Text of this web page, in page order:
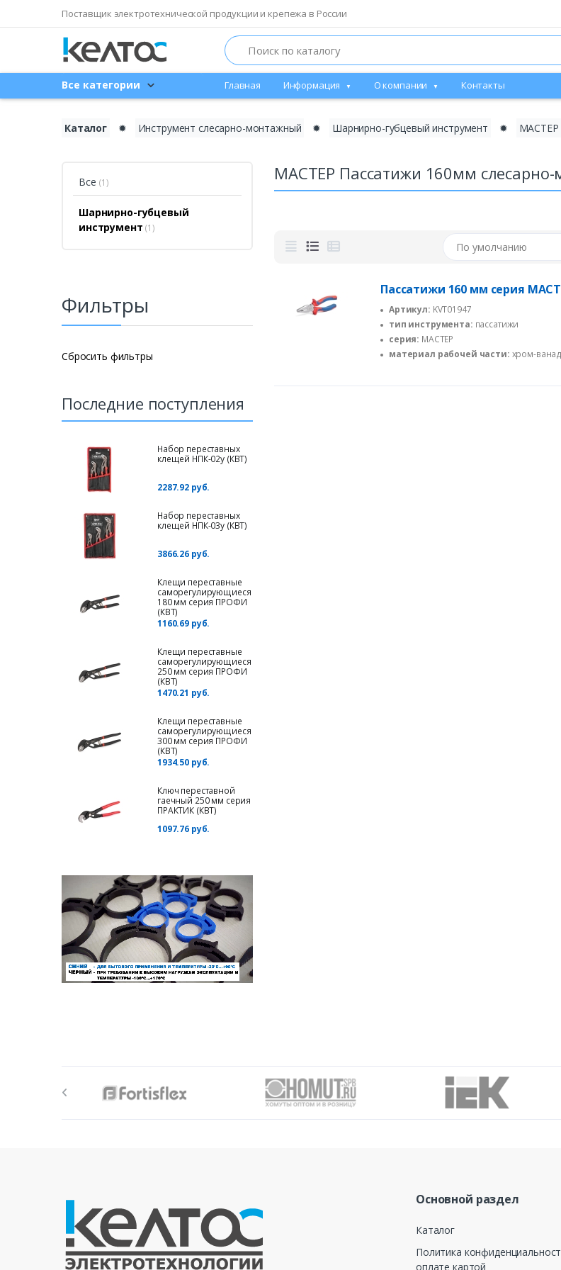
Поставщик электротехнической продукции и крепежа в России
Search
Все категории Главная Информация О компании Контакты
Каталог ✹ Инструмент слесарно-монтажный ✹ Шарнирно-губцевый инструмент ✹ МАСТЕР
Все (1)
Шарнирно-губцевый
инструмент (1)
Фильтры
Сбросить фильтры
Последние поступления
Набор переставных
клещей НПК-02у (КВТ)
2287.92 руб.
Набор переставных
клещей НПК-03у (КВТ)
3866.26 руб.
Клещи переставные
саморегулирующиеся
180 мм серия ПРОФИ
(КВТ)
1160.69 руб.
Клещи переставные
саморегулирующиеся
250 мм серия ПРОФИ
(КВТ)
1470.21 руб.
Клещи переставные
саморегулирующиеся
300 мм серия ПРОФИ
(КВТ)
1934.50 руб.
Ключ переставной
гаечный 250 мм серия
ПРАКТИК (КВТ)
1097.76 руб.
МАСТЕР Пассатижи 160мм
По умолчанию
Пассатижи 160 мм серия
Артикул: KVT01947
тип инструмента: пассатижи
серия: МАСТЕР
материал рабочей части: хром-
Основной раздел
Каталог
Политика
оплате картой